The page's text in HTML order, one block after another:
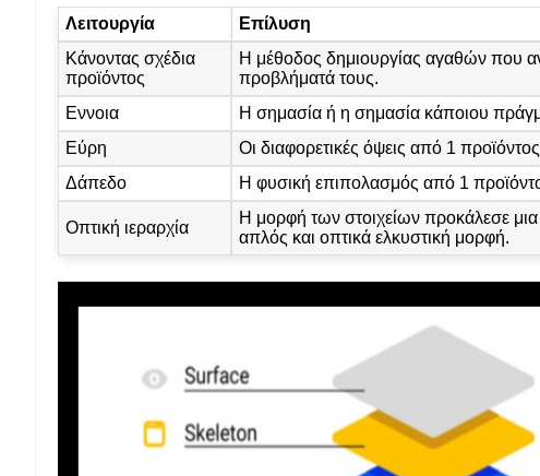
Λειτουργία
Επίλυση
Κάνοντας σχέδια
προϊόντος
Η μέθοδος δημιουργίας αγαθών που
προβλήματά τους.
Εννοια
Η σημασία ή η σημασία κάποιου
Εύρη
Οι διαφορετικές όψεις από 1
Δάπεδο
Η φυσική επιπολασμός από 1
Οπτική ιεραρχία
Η μορφή των στοιχείων προκάλεσε μια
απλός και οπτικά ελκυστική μορφή.